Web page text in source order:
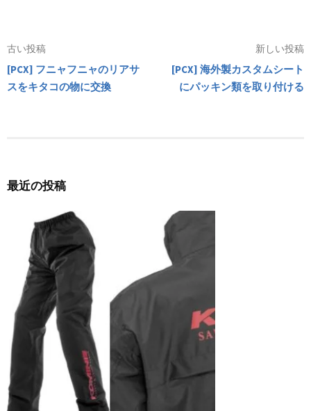
投
稿
ー
古い投稿
[PCX] フニャフニャのリアサ
スをキタコの物に交換
新しい投稿
[PCX] 海外製カスタムシート
にパッキン類を取り付ける
最近の投稿